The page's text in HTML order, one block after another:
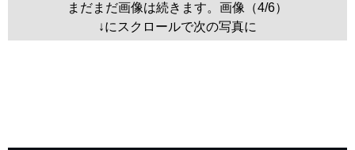
まだまだ画像は続きます。画像（4/6）
↓にスクロールで次の写真に